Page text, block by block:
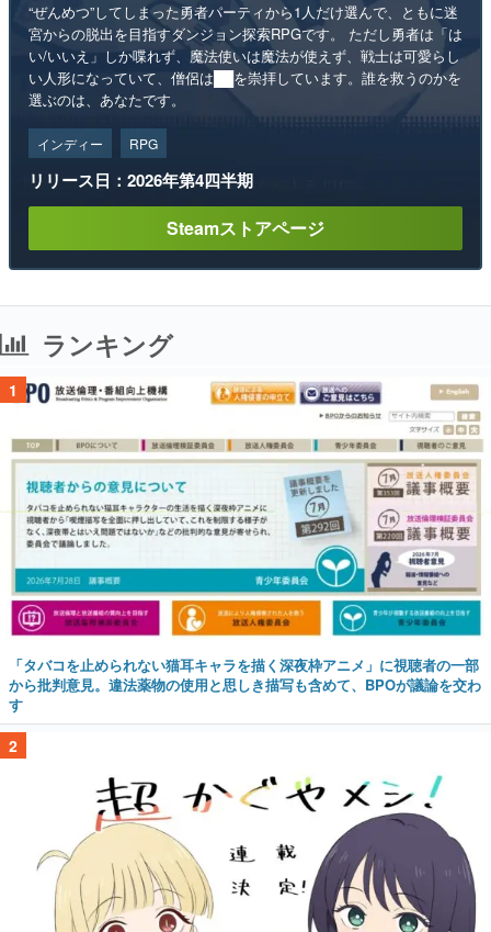
“ぜんめつ”してしまった勇者パーティから1人だけ選んで、ともに迷
宮からの脱出を目指すダンジョン探索RPGです。 ただし勇者は「は
い/いいえ」しか喋れず、魔法使いは魔法が使えず、戦士は可愛らし
い人形になっていて、僧侶は██を崇拝しています。誰を救うのかを
選ぶのは、あなたです。
インディー RPG
リリース日：2026年第4四半期
Steamストアページ
ランキング
1
「タバコを止められない猫耳キャラを描く深夜枠アニメ」に視聴者の一部
から批判意見。違法薬物の使用と思しき描写も含めて、BPOが議論を交わ
す
2